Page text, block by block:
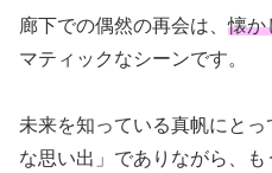
廊下での偶然の再会は、懐か
マティックなシーンです。
未来を知っている真帆にと
な思い出」でありながら、